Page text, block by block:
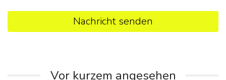
Nachricht senden
Vor kurzem angesehen